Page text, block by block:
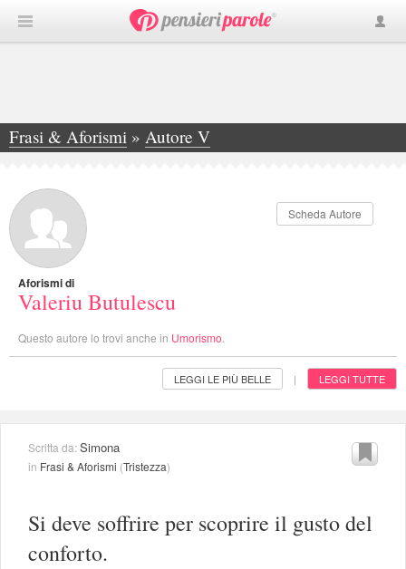
Frasi & Aforismi » Autore V
»Valeriu Butulescu
Scheda Autore
Aforismi di
Valeriu Butulescu
Questo autore lo trovi anche in Umorismo
LEGGI LE PIÙ BELLE | LEGGI TUTTE
Scritta da:Simona
in Frasi & Aforismi (Tristezza)
Si deve soffrire per scoprire il gusto del
conforto.